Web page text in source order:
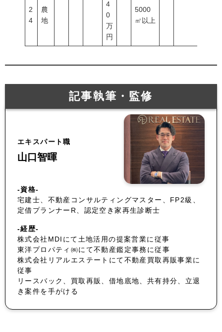
2
4
農
地
4
0
万
円
5000
㎡以上
記事執筆・監修
エキスパート職
山口智暉
-資格-
宅建士、不動産コンサルティングマスター、FP2級、
定借プランナーR、認定空き家再生診断士
-経歴-
株式会社MDIにて土地活用の提案営業に従事
東洋プロパティ㈱にて不動産鑑定事務に従事
株式会社リアルエステートにて不動産買取再販事業に
従事
リースバック、買取再販、借地底地、共有持分、立退
き案件を手がける